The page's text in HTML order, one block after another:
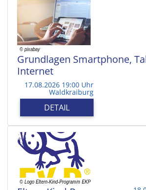
Grundlagen Smartphone,
Internet
17.08.2026 19:00 Uhr
Waldkraiburg
DETAIL